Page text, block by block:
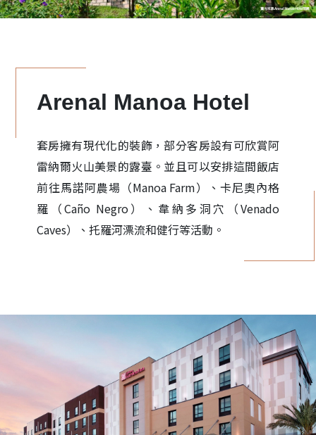
Arenal Manoa Hotel
套房擁有現代化的裝飾，部分客房設有可欣賞阿
雷納爾火山美景的露臺。並且可以安排這間飯店
前往馬諾阿農場（Manoa Farm）、卡尼奧內格
羅（Caño Negro）、韋納多洞穴（Venado
Caves）、托羅河漂流和健行等活動。